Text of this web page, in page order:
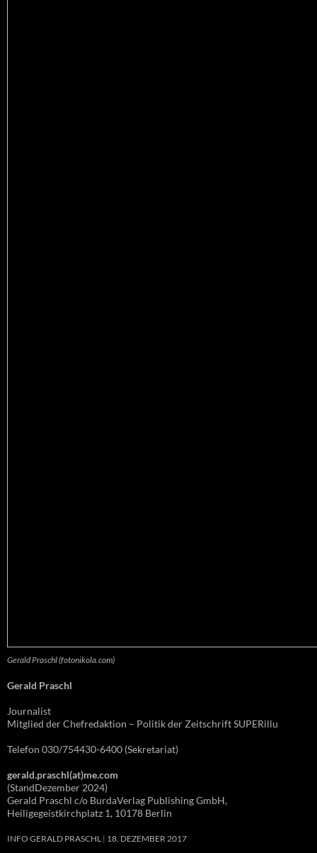
Gerald Praschl (fotonikola.com)
Gerald Praschl
Journalist
Mitglied der Chefredaktion – Politik der Zeitschrift SUPERillu
Telefon 030/754430-6400 (Sekretariat)
gerald.praschl(at)me.com
(StandDezember 2024)
Gerald Praschl c/o BurdaVerlag Publishing GmbH,
Heiligegeistkirchplatz 1, 10178 Berlin
INFO GERALD PRASCHL 18. DEZEMBER 2017